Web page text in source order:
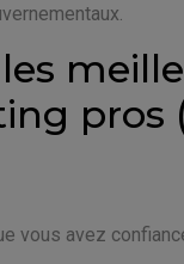
pros
vous avez